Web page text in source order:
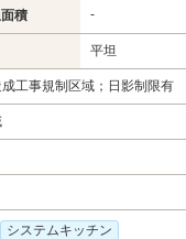
積 -
平坦
工事規制区域；日影制限有
システムキッチン